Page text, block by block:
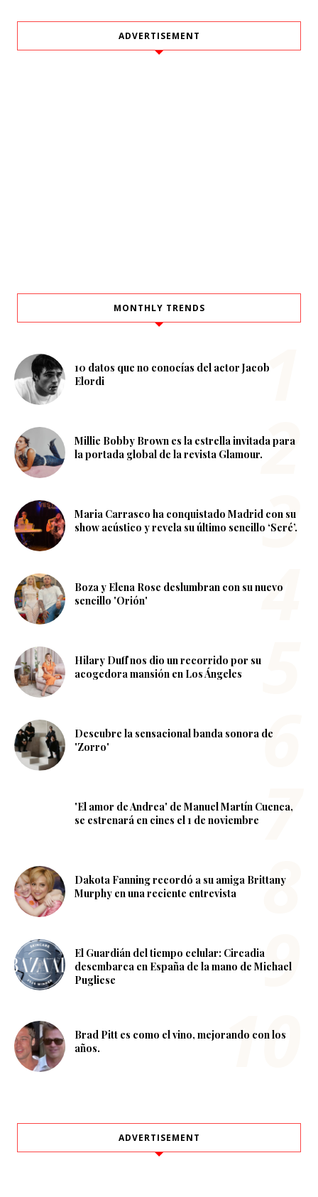
ADVERTISEMENT
MONTHLY TRENDS
10 datos que no conocías del actor Jacob
Elordi
Millie Bobby Brown es la estrella invitada para
la portada global de la revista Glamour.
Maria Carrasco ha conquistado Madrid con su
show acústico y revela su último sencillo ‘Seré’.
Boza y Elena Rose deslumbran con su nuevo
sencillo 'Orión'
Hilary Duff nos dio un recorrido por su
acogedora mansión en Los Ángeles
Descubre la sensacional banda sonora de
'Zorro'
'El amor de Andrea' de Manuel Martín Cuenca,
se estrenará en cines el 1 de noviembre
Dakota Fanning recordó a su amiga Brittany
Murphy en una reciente entrevista
El Guardián del tiempo celular: Circadia
desembarca en España de la mano de Michael
Pugliese
Brad Pitt es como el vino, mejorando con los
años.
ADVERTISEMENT